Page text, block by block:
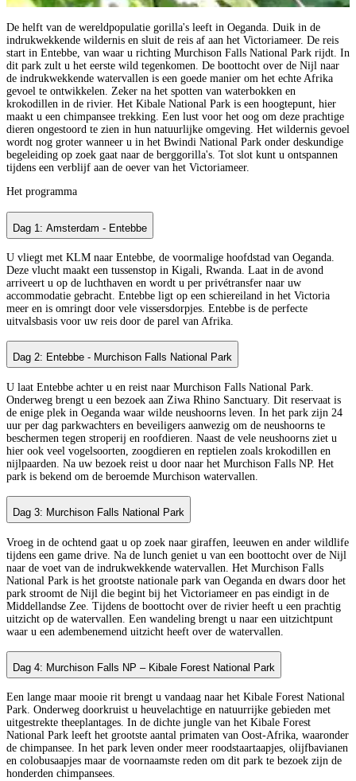
De helft van de wereldpopulatie gorilla's leeft in Oeganda. Duik in de
indrukwekkende wildernis en sluit de reis af aan het Victoriameer. De reis
start in Entebbe, van waar u richting Murchison Falls National Park rijdt. In
dit park zult u het eerste wild tegenkomen. De boottocht over de Nijl naar
de indrukwekkende watervallen is een goede manier om het echte Afrika
gevoel te ontwikkelen. Zeker na het spotten van waterbokken en
krokodillen in de rivier. Het Kibale National Park is een hoogtepunt, hier
maakt u een chimpansee trekking. Een lust voor het oog om deze prachtige
dieren ongestoord te zien in hun natuurlijke omgeving. Het wildernis gevoel
wordt nog groter wanneer u in het Bwindi National Park onder deskundige
begeleiding op zoek gaat naar de berggorilla's. Tot slot kunt u ontspannen
tijdens een verblijf aan de oever van het Victoriameer.
Het programma
Dag 1: Amsterdam - Entebbe
U vliegt met KLM naar Entebbe, de voormalige hoofdstad van Oeganda.
Deze vlucht maakt een tussenstop in Kigali, Rwanda. Laat in de avond
arriveert u op de luchthaven en wordt u per privétransfer naar uw
accommodatie gebracht. Entebbe ligt op een schiereiland in het Victoria
meer en is omringt door vele vissersdorpjes. Entebbe is de perfecte
uitvalsbasis voor uw reis door de parel van Afrika.
Dag 2: Entebbe - Murchison Falls National Park
U laat Entebbe achter u en reist naar Murchison Falls National Park.
Onderweg brengt u een bezoek aan Ziwa Rhino Sanctuary. Dit reservaat is
de enige plek in Oeganda waar wilde neushoorns leven. In het park zijn 24
uur per dag parkwachters en beveiligers aanwezig om de neushoorns te
beschermen tegen stroperij en roofdieren. Naast de vele neushoorns ziet u
hier ook veel vogelsoorten, zoogdieren en reptielen zoals krokodillen en
nijlpaarden. Na uw bezoek reist u door naar het Murchison Falls NP. Het
park is bekend om de beroemde Murchison watervallen.
Dag 3: Murchison Falls National Park
Vroeg in de ochtend gaat u op zoek naar giraffen, leeuwen en ander wildlife
tijdens een game drive. Na de lunch geniet u van een boottocht over de Nijl
naar de voet van de indrukwekkende watervallen. Het Murchison Falls
National Park is het grootste nationale park van Oeganda en dwars door het
park stroomt de Nijl die begint bij het Victoriameer en pas eindigt in de
Middellandse Zee. Tijdens de boottocht over de rivier heeft u een prachtig
uitzicht op de watervallen. Een wandeling brengt u naar een uitzichtpunt
waar u een adembenemend uitzicht heeft over de watervallen.
Dag 4: Murchison Falls NP – Kibale Forest National Park
Een lange maar mooie rit brengt u vandaag naar het Kibale Forest National
Park. Onderweg doorkruist u heuvelachtige en natuurrijke gebieden met
uitgestrekte theeplantages. In de dichte jungle van het Kibale Forest
National Park leeft het grootste aantal primaten van Oost-Afrika, waaronder
de chimpansee. In het park leven onder meer roodstaartaapjes, olijfbavianen
en colobusaapjes maar de voornaamste reden om dit park te bezoek zijn de
honderden chimpansees.